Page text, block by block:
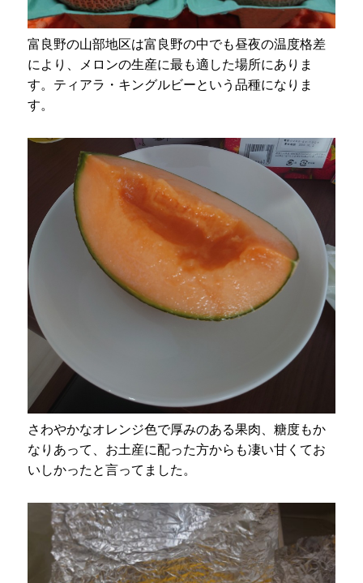
富良野の山部地区は富良野の中でも昼夜の温度格差
により、メロンの生産に最も適した場所にありま
す。ティアラ・キングルビーという品種になりま
す。
さわやかなオレンジ色で厚みのある果肉、糖度もか
なりあって、お土産に配った方からも凄い甘くてお
いしかったと言ってました。